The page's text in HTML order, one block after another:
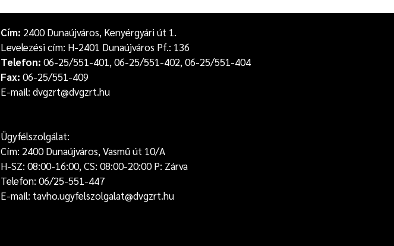
Cím: 2400 Dunaújváros, Kenyérgyári út 1.
Levelezési cím: H-2401 Dunaújváros Pf.: 136
Telefon: 06-25/551-401, 06-25/551-402, 06-25/551-404
Fax: 06-25/551-409
E-mail: dvgzrt@dvgzrt.hu
Ügyfélszolgálat:
Cím: 2400 Dunaújváros, Vasmű út 10/A
H-SZ: 08:00-16:00, CS: 08:00-20:00 P: Zárva
Telefon: 06/25-551-447
E-mail: tavho.ugyfelszolgalat@dvgzrt.hu